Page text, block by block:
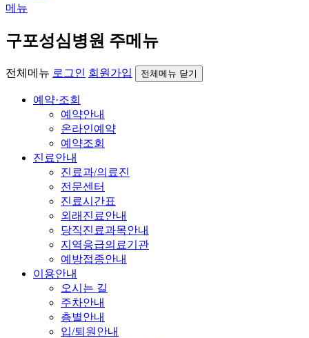
메뉴
구포성심병원 주메뉴
전체메뉴 로그인 회원가입 전체메뉴 닫기
예약·조회
예약안내
온라인예약
예약조회
진료안내
진료과/의료진
전문센터
진료시간표
외래진료안내
당직진료과목안내
지역응급의료기관
예방접종안내
이용안내
오시는 길
주차안내
층별안내
입/퇴원안내